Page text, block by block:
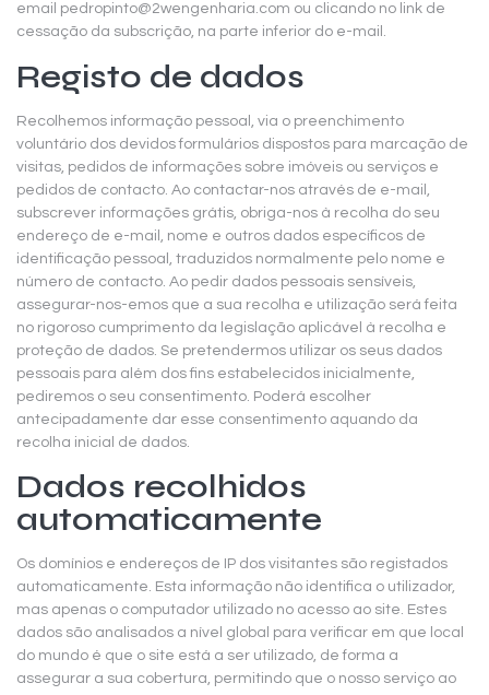
email pedropinto@2wengenharia.com ou clicando no link de
cessação da subscrição, na parte inferior do e-mail.
Registo de dados
Recolhemos informação pessoal, via o preenchimento
voluntário dos devidos formulários dispostos para marcação de
visitas, pedidos de informações sobre imóveis ou serviços e
pedidos de contacto. Ao contactar-nos através de e-mail,
subscrever informações grátis, obriga-nos à recolha do seu
endereço de e-mail, nome e outros dados específicos de
identificação pessoal, traduzidos normalmente pelo nome e
número de contacto. Ao pedir dados pessoais sensíveis,
assegurar-nos-emos que a sua recolha e utilização será feita
no rigoroso cumprimento da legislação aplicável à recolha e
proteção de dados. Se pretendermos utilizar os seus dados
pessoais para além dos fins estabelecidos inicialmente,
pediremos o seu consentimento. Poderá escolher
antecipadamente dar esse consentimento aquando da
recolha inicial de dados.
Dados recolhidos
automaticamente
Os domínios e endereços de IP dos visitantes são registados
automaticamente. Esta informação não identifica o utilizador,
mas apenas o computador utilizado no acesso ao site. Estes
dados são analisados a nível global para verificar em que local
do mundo é que o site está a ser utilizado, de forma a
assegurar a sua cobertura, permitindo que o nosso serviço ao